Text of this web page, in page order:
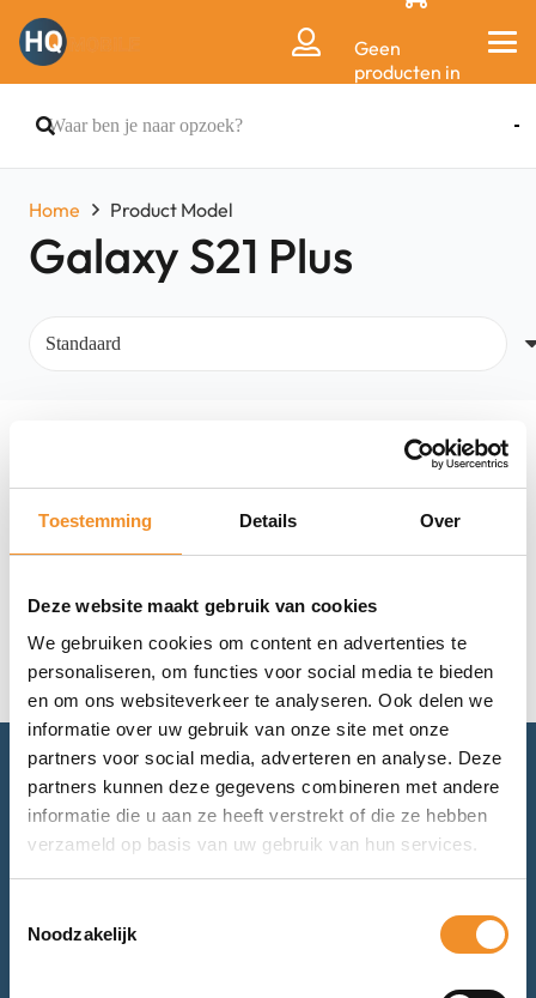
Toestemming Details Over
Deze website maakt gebruik van cookies
We gebruiken cookies om content en advertenties te
personaliseren, om functies voor social media te bieden
en om ons websiteverkeer te analyseren. Ook delen we
informatie over uw gebruik van onze site met onze
partners voor social media, adverteren en analyse. Deze
partners kunnen deze gegevens combineren met andere
informatie die u aan ze heeft verstrekt of die ze hebben
verzameld op basis van uw gebruik van hun services.
Noodzakelijk
Geen
producten in
Home Product Model
Galaxy S21 Plus
Advies nodig? Bel of mail ons.
Voor retourneren of garantie: mail ons.